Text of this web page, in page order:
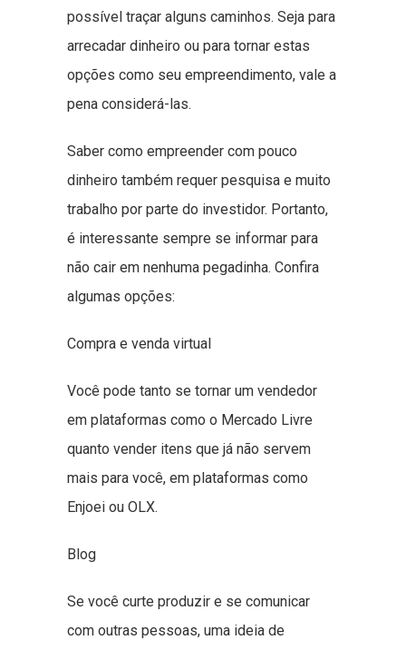
possível traçar alguns caminhos. Seja para
arrecadar dinheiro ou para tornar estas
opções como seu empreendimento, vale a
pena considerá-las.
Saber como empreender com pouco
dinheiro também requer pesquisa e muito
trabalho por parte do investidor. Portanto,
é interessante sempre se informar para
não cair em nenhuma pegadinha. Confira
algumas opções:
Compra e venda virtual
Você pode tanto se tornar um vendedor
em plataformas como o Mercado Livre
quanto vender itens que já não servem
mais para você, em plataformas como
Enjoei ou OLX.
Blog
Se você curte produzir e se comunicar
com outras pessoas, uma ideia de